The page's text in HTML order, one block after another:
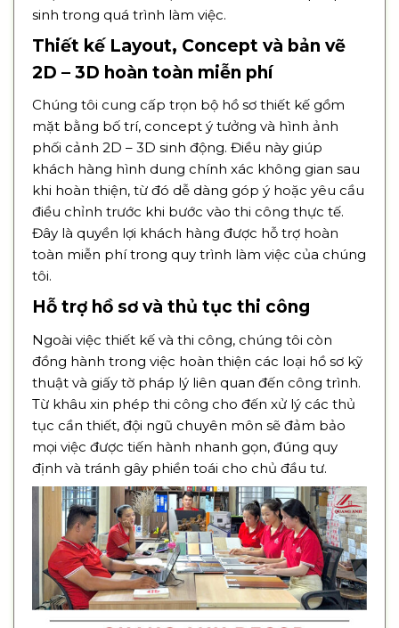
sinh trong quá trình làm việc.
Thiết kế Layout, Concept và bản vẽ
2D – 3D hoàn toàn miễn phí
Chúng tôi cung cấp trọn bộ hồ sơ thiết kế gồm
mặt bằng bố trí, concept ý tưởng và hình ảnh
phối cảnh 2D – 3D sinh động. Điều này giúp
khách hàng hình dung chính xác không gian sau
khi hoàn thiện, từ đó dễ dàng góp ý hoặc yêu cầu
điều chỉnh trước khi bước vào thi công thực tế.
Đây là quyền lợi khách hàng được hỗ trợ hoàn
toàn miễn phí trong quy trình làm việc của chúng
tôi.
Hỗ trợ hồ sơ và thủ tục thi công
Ngoài việc thiết kế và thi công, chúng tôi còn
đồng hành trong việc hoàn thiện các loại hồ sơ kỹ
thuật và giấy tờ pháp lý liên quan đến công trình.
Từ khâu xin phép thi công cho đến xử lý các thủ
tục cần thiết, đội ngũ chuyên môn sẽ đảm bảo
mọi việc được tiến hành nhanh gọn, đúng quy
định và tránh gây phiền toái cho chủ đầu tư.